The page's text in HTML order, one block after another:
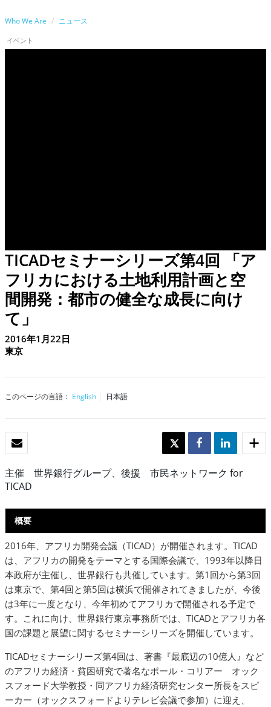
Who We Are ニュース
イベント
TICADセミナーシリーズ第4回 「ア
フリカにおける土地利用計画と空
間開発：都市の健全な成長に向け
て」
2016年1月22日
東京
このページの言語： English 日本語
TWEET SHARE SHARE
主催 世界銀行グループ、後援 市民ネットワーク for
TICAD
概要
2016年、アフリカ開発会議（TICAD）が開催されます。TICAD
は、アフリカの開発をテーマとする国際会議で、1993年以降日
本政府が主催し、世界銀行も共催しています。第1回から第3回
は東京で、第4回と第5回は横浜で開催されてきましたが、今後
は3年に一度となり、今年初めてアフリカで開催される予定で
す。これに向け、世界銀行東京事務所では、TICADとアフリカ各
国の課題と展望に関するセミナーシリーズを開催しています。
TICADセミナーシリーズ第4回は、著書『最底辺の10億人』など
のアフリカ経済・貧困研究で著名なポール・コリアー オック
スフォード大学教授・同アフリカ経済研究センター所長をスピ
ーカー（オックスフォードよりテレビ会議で参加）に迎え、